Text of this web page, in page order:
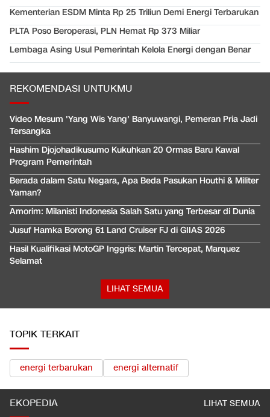
Kementerian ESDM Minta Rp 25 Triliun Demi Energi Terbarukan
PLTA Poso Beroperasi, PLN Hemat Rp 373 Miliar
Lembaga Asing Usul Pemerintah Kelola Energi dengan Benar
REKOMENDASI UNTUKMU
Video Mesum 'Yang Wis Yang' Banyuwangi, Pemeran Pria Jadi
Tersangka
Hashim Djojohadikusumo Kukuhkan 20 Ormas Baru Kawal
Program Pemerintah
Berada dalam Satu Negara, Apa Beda Pasukan Houthi & Militer
Yaman?
Amorim: Milanisti Indonesia Salah Satu yang Terbesar di Dunia
Jusuf Hamka Borong 61 Land Cruiser FJ di GIIAS 2026
Hasil Kualifikasi MotoGP Inggris: Martin Tercepat, Marquez
Selamat
LIHAT SEMUA
TOPIK TERKAIT
energi terbarukan energi alternatif
EKOPEDIA LIHAT SEMUA